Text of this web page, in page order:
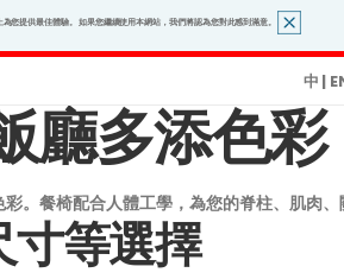
提供最佳體驗。 如果您繼續使用本網站，我們將認為您對此感到滿意。
中 |
廳多添色
餐椅配合人體工學，為您的脊柱、肌肉、
等選擇